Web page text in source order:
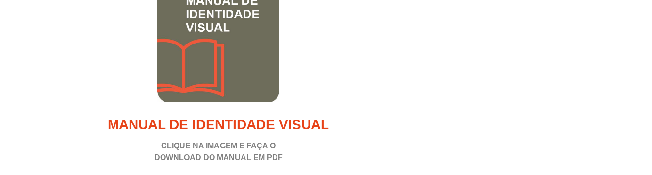
MANUAL DE IDENTIDADE VISUAL
CLIQUE NA IMAGEM E FAÇA O
DOWNLOAD DO MANUAL EM PDF